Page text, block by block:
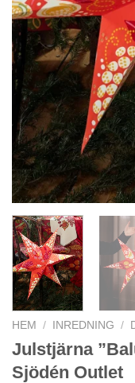
HEM / INREDNING /
Julstjärna
Sjödén Outlet